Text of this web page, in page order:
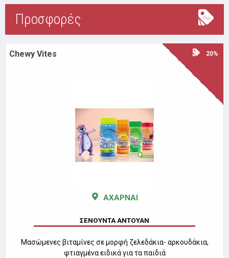
Προσφορές
Chewy Vites 20%
ΑΧΑΡΝΑΙ
ΣΕΝΟΥΝΤΑ ΑΝΤΟΥΑΝ
Μασώμενες βιταμίνες σε μορφή ζελεδάκια- αρκουδάκια,
φτιαγμένα ειδικά για τα παιδιά